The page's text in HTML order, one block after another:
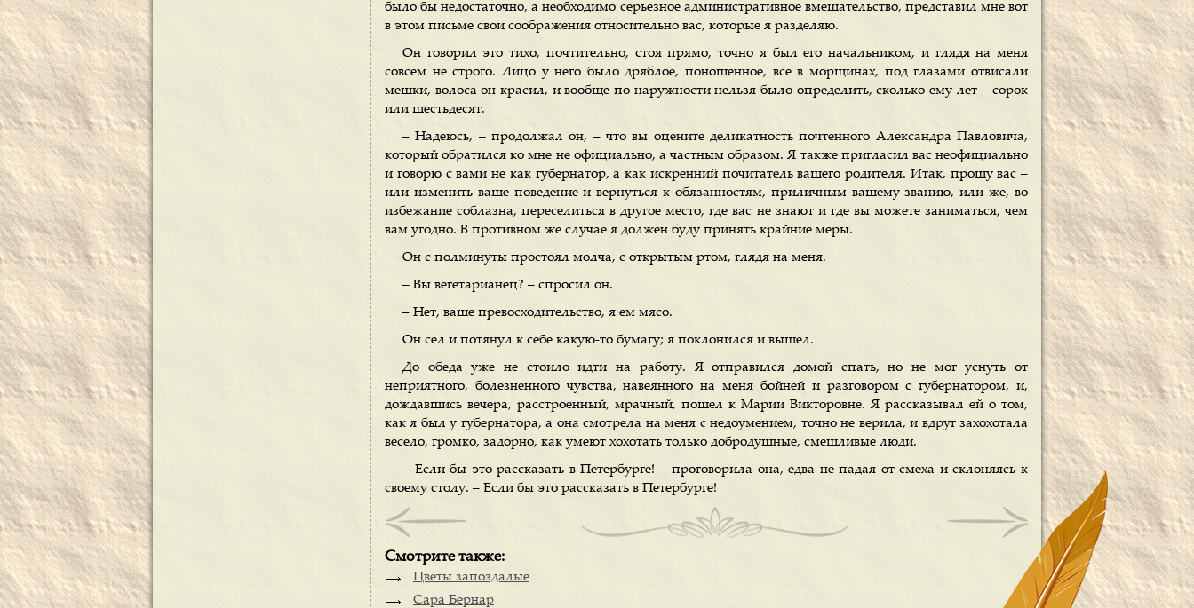
было бы недостаточно, а необходимо серьезное административное вмешательство, представил мне вот
в этом письме свои соображения относительно вас, которые я разделяю.
Он говорил это тихо, почтительно, стоя прямо, точно я был его начальником, и глядя на меня
совсем не строго. Лицо у него было дряблое, поношенное, все в морщинах, под глазами отвисали
мешки, волоса он красил, и вообще по наружности нельзя было определить, сколько ему лет – сорок
или шестьдесят.
– Надеюсь, – продолжал он, – что вы оцените деликатность почтенного Александра Павловича,
который обратился ко мне не официально, а частным образом. Я также пригласил вас неофициально
и говорю с вами не как губернатор, а как искренний почитатель вашего родителя. Итак, прошу вас –
или изменить ваше поведение и вернуться к обязанностям, приличным вашему званию, или же, во
избежание соблазна, переселиться в другое место, где вас не знают и где вы можете заниматься, чем
вам угодно. В противном же случае я должен буду принять крайние меры.
Он с полминуты простоял молча, с открытым ртом, глядя на меня.
– Вы вегетарианец? – спросил он.
– Нет, ваше превосходительство, я ем мясо.
Он сел и потянул к себе какую-то бумагу; я поклонился и вышел.
До обеда уже не стоило идти на работу. Я отправился домой спать, но не мог уснуть от
неприятного, болезненного чувства, навеянного на меня бойней и разговором с губернатором, и,
дождавшись вечера, расстроенный, мрачный, пошел к Марии Викторовне. Я рассказывал ей о том,
как я был у губернатора, а она смотрела на меня с недоумением, точно не верила, и вдруг захохотала
весело, громко, задорно, как умеют хохотать только добродушные, смешливые люди.
– Если бы это рассказать в Петербурге! – проговорила она, едва не падая от смеха и склоняясь к
своему столу. – Если бы это рассказать в Петербурге!
Смотрите также:
Цветы запоздалые
Сара Бернар